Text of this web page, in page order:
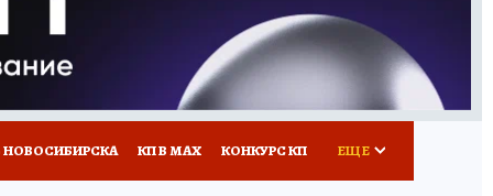
КП В МАХ КОНКУРС КП ЕЩЕ